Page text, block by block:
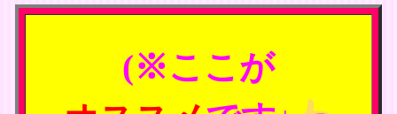
(※ここが